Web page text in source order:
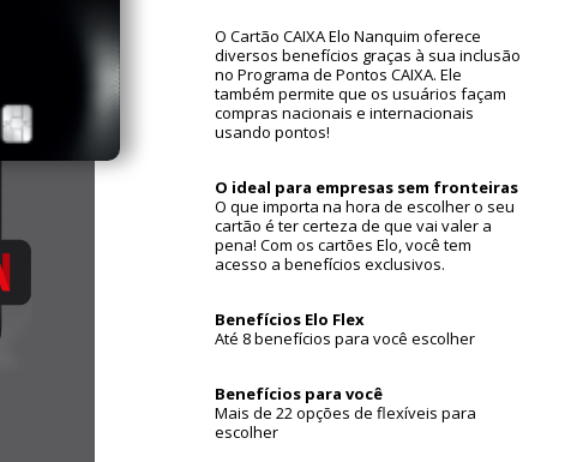
O Cartão CAIXA Elo Nanquim oferece
diversos benefícios graças à sua inclusão
no Programa de Pontos CAIXA. Ele
também permite que os usuários façam
compras nacionais e internacionais
usando pontos!
O ideal para empresas sem fronteiras
O que importa na hora de escolher o seu
cartão é ter certeza de que vai valer a
pena! Com os cartões Elo, você tem
acesso a benefícios exclusivos.
Benefícios Elo Flex
Até 8 benefícios para você escolher
Benefícios para você
Mais de 22 opções de flexíveis para
escolher